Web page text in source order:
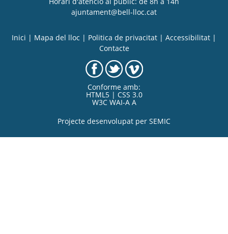
ajuntament@bell-lloc.cat
Inici Mapa del lloc Politica de privacitat Accessibilitat
Contacte
Conforme amb:
HTML5 | CSS 3.0
W3C WAI-A A
Projecte desenvolupat per SEMIC